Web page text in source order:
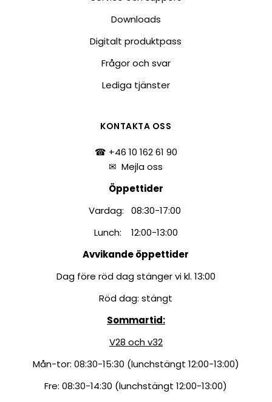
Downloads
Digitalt produktpass
Frågor och svar
Lediga tjänster
KONTAKTA OSS
☎ +46 10 162 61 90
✉Mejla oss
Öppettider
Vardag: 08:30-17:00
Lunch: 12:00-13:00
Avvikande öppettider
Dag före röd dag stänger vi kl. 13:00
Röd dag: stängt
Sommartid:
V28 och v32
Mån-tor: 08:30-15:30 (lunchstängt 12:00-13:00)
Fre: 08:30-14:30 (lunchstängt 12:00-13:00)